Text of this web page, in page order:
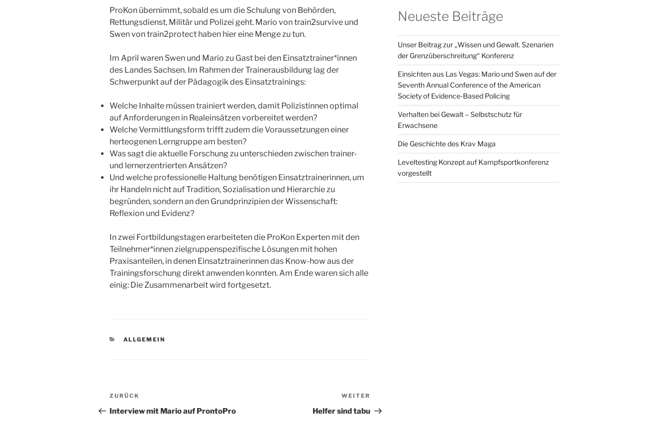
ProKon übernimmt, sobald es um die Schulung von Behörden,
Rettungsdienst, Militär und Polizei geht. Mario von train2survive und
Swen von train2protect haben hier eine Menge zu tun.
Im April waren Swen und Mario zu Gast bei den Einsatztrainer*innen
des Landes Sachsen. Im Rahmen der Trainerausbildung lag der
Schwerpunkt auf der Pädagogik des Einsatztrainings:
Welche Inhalte müssen trainiert werden, damit Polizistinnen optimal
auf Anforderungen in Realeinsätzen vorbereitet werden?
Welche Vermittlungsform trifft zudem die Voraussetzungen einer
herteogenen Lerngruppe am besten?
Was sagt die aktuelle Forschung zu unterschieden zwischen trainer-
und lernerzentrierten Ansätzen?
Und welche professionelle Haltung benötigen Einsatztrainerinnen, um
ihr Handeln nicht auf Tradition, Sozialisation und Hierarchie zu
begründen, sondern an den Grundprinzipien der Wissenschaft:
Reflexion und Evidenz?
In zwei Fortbildungstagen erarbeiteten die ProKon Experten mit den
Teilnehmer*innen zielgruppenspezifische Lösungen mit hohen
Praxisanteilen, in denen Einsatztrainerinnen das Know-how aus der
Trainingsforschung direkt anwenden konnten. Am Ende waren sich alle
einig: Die Zusammenarbeit wird fortgesetzt.
KATEGORIEN
ALLGEMEIN
Beitragsnavigation
Vorheriger
Beitrag
ZURÜCK
Interview mit Mario auf ProntoPro
Beitrag
WEITER
Helfer sind tabu
Neueste Beiträge
Unser Beitrag zur „Wissen und Gewalt. Szenarien
der Grenzüberschreitung“ Konferenz
Einsichten aus Las Vegas: Mario und Swen auf der
Seventh Annual Conference of the American
Society of Evidence-Based Policing
Verhalten bei Gewalt – Selbstschutz für
Erwachsene
Die Geschichte des Krav Maga
Leveltesting Konzept auf Kampfsportkonferenz
vorgestellt